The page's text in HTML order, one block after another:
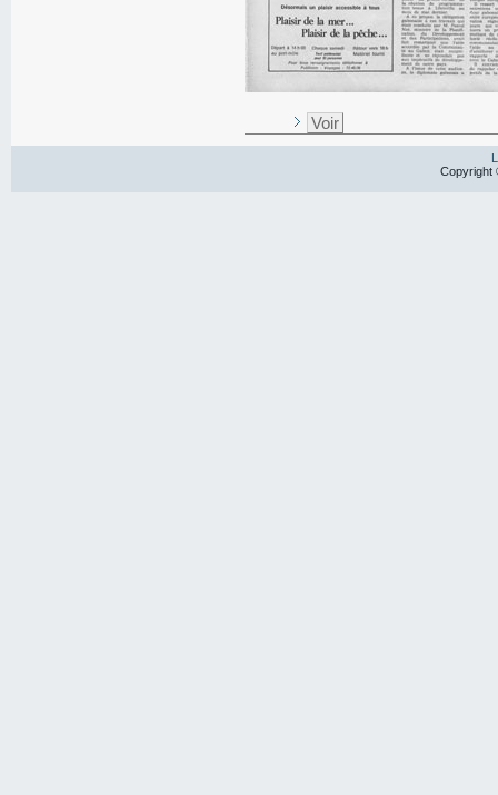
Voir
Copyright